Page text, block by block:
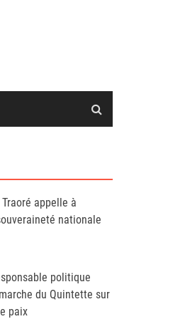
appelle à
nationale
politique
du Quintette sur
paix